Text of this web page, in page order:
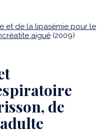
et de la lipasémie pour le
aiguë (2009)
de